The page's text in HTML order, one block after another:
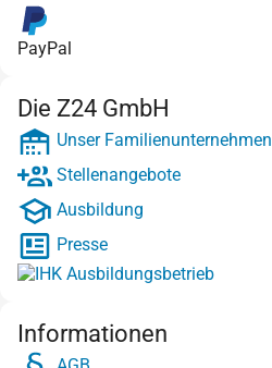
PayPal
Die Z24 GmbH
Unser Familienunternehmen
Stellenangebote
Ausbildung
Presse
Informationen